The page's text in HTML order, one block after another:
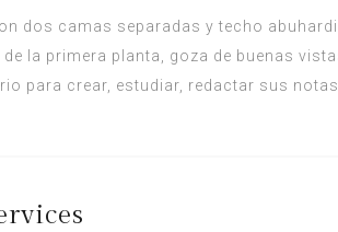
dos camas separadas y techo
la primera planta, goza de buenas
para crear, estudiar, redactar sus